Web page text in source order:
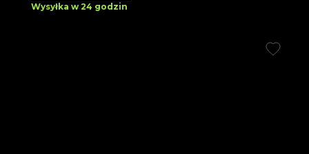
Wysyłka w 24 godzin